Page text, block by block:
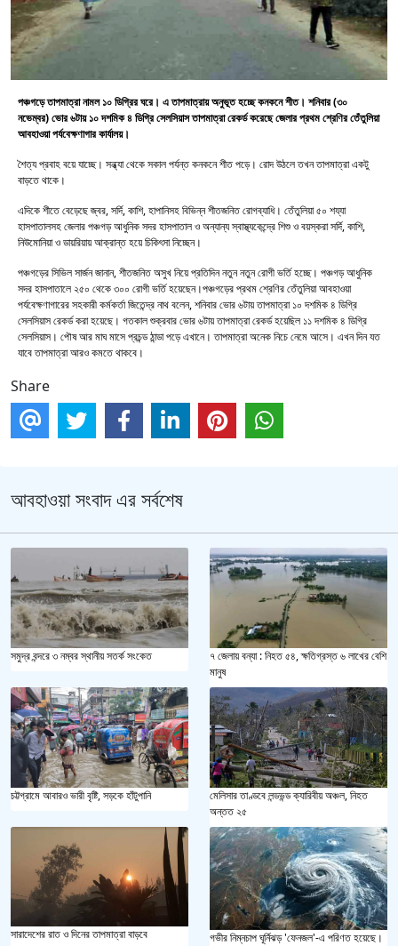
পঞ্চগড়ে তাপমাত্রা নামল ১০ ডিগ্রির ঘরে। এ তাপমাত্রায় অনুভূত হচ্ছে কনকনে শীত। শনিবার (৩০
নভেম্বর) ভোর ৬টায় ১০ দশমিক ৪ ডিগ্রি সেলসিয়াস তাপমাত্রা রেকর্ড করেছে জেলার প্রথম শ্রেণির তেঁতুলিয়া
আবহাওয়া পর্যবেক্ষণাগার কার্যালয়।
শৈত্য প্রবাহ বয়ে যাচ্ছে। সন্ধ্যা থেকে সকাল পর্যন্ত কনকনে শীত পড়ে। রোদ উঠলে তখন তাপমাত্রা একটু
বাড়তে থাকে।
এদিকে শীতে বেড়েছে জ্বর, সর্দি, কাশি, হাপানিসহ বিভিন্ন শীতজনিত রোগব্যাধি। তেঁতুলিয়া ৫০ শয্যা
হাসপাতালসহ জেলার পঞ্চগড় আধুনিক সদর হাসপাতাল ও অন্যান্য স্বাস্থ্যকেন্দ্রে শিশু ও বয়স্করা সর্দি, কাশি,
নিউমোনিয়া ও ডায়রিয়ায় আক্রান্ত হয়ে চিকিৎসা নিচ্ছেন।
পঞ্চগড়ের সিভিল সার্জন জানান, শীতজনিত অসুখ নিয়ে প্রতিদিন নতুন নতুন রোগী ভর্তি হচ্ছে। পঞ্চগড় আধুনিক
সদর হাসপাতালে ২৫০ থেকে ৩০০ রোগী ভর্তি হয়েছেন।পঞ্চগড়ের প্রথম শ্রেণির তেঁতুলিয়া আবহাওয়া
পর্যবেক্ষণাগারের সহকারী কর্মকর্তা জিতেন্দ্র নাথ বলেন, শনিবার ভোর ৬টায় তাপমাত্রা ১০ দশমিক ৪ ডিগ্রি
সেলসিয়াস রেকর্ড করা হয়েছে। গতকাল শুক্রবার ভোর ৬টায় তাপমাত্রা রেকর্ড হয়েছিল ১১ দশমিক ৪ ডিগ্রি
সেলসিয়াস। পৌষ আর মাঘ মাসে প্রচন্ড ঠান্ডা পড়ে এখানে। তাপমাত্রা অনেক নিচে নেমে আসে। এখন দিন যত
যাবে তাপমাত্রা আরও কমতে থাকবে।
Share
আবহাওয়া সংবাদ এর সর্বশেষ
সমুদ্র বন্দরে ৩ নম্বর স্থানীয় সতর্ক সংকেত
৭ জেলায় বন্যা : নিহত ৫৪, ক্ষতিগ্রস্ত ৬ লাখের বেশি
মানুষ
চট্টগ্রামে আবারও ভারী বৃষ্টি, সড়কে হাঁটুপানি
মেলিসার তাণ্ডবে লন্ডভন্ড ক্যারিবীয় অঞ্চল, নিহত
অন্তত ২৫
সারাদেশের রাত ও দিনের তাপমাত্রা বাড়বে গভীর নিম্নচাপ ঘূর্নিঝড় 'ফেনজল'-এ পরিণত হয়েছে।